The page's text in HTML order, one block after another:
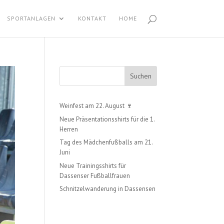
SPORTANLAGEN KONTAKT HOME
Suchen
Weinfest am 22. August 🍷
Neue Präsentationsshirts für die 1.
Herren
Tag des Mädchenfußballs am 21.
Juni
Neue Trainingsshirts für
Dassenser Fußballfrauen
Schnitzelwanderung in Dassensen